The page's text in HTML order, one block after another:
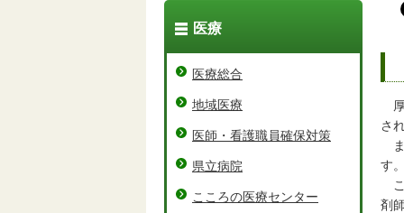
厚
さ
ま
す。
こ
剤
医療
医療総合
地域医療
医師・看護職員確保対策
県立病院
こころの医療センター